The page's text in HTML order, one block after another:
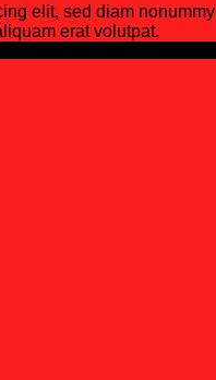
elit, sed diam nonummy
erat volutpat.